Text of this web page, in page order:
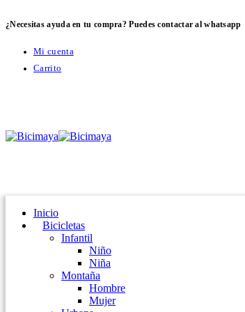
¿Necesitas ayuda en tu compra? Puedes contactar al whatsapp
Mi cuenta
Carrito
Inicio
Bicicletas
Infantil
Niño
Niña
Montaña
Hombre
Mujer